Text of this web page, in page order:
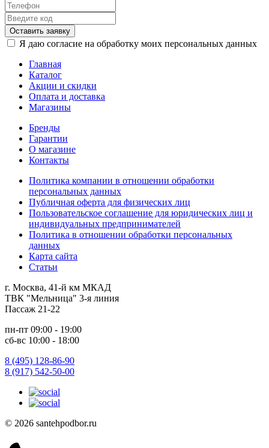
Оставить заявку
Я даю согласие на обработку моих персональных данных
Главная
Каталог
Акции и скидки
Оплата и доставка
Магазины
Бренды
Гарантии
О магазине
Контакты
Политика компании в отношении обработки
персональных данных
Публичная оферта для физических лиц
Пользовательское соглашение для юридических лиц и
индивидуальных предпринимателей
Политика в отношении обработки персональных
данных
Карта сайта
Статьи
г. Москва, 41-й км МКАД
ТВК "Мельница" 3-я линия
Пассаж 21-22
пн-пт 09:00 - 19:00
сб-вс 10:00 - 18:00
8 (495) 128-86-90
8 (917) 542-50-00
© 2026 santehpodbor.ru